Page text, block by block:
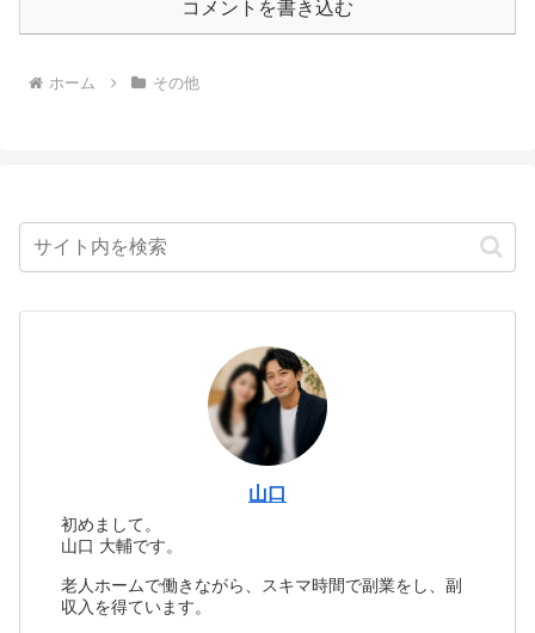
コメントを書き込む
ホーム その他
山口
初めまして。
山口 大輔です。
老人ホームで働きながら、スキマ時間で副業をし、副
収入を得ています。